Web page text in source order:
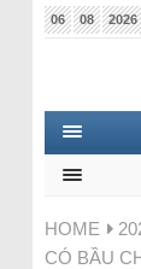
06 08 2026
HOME
CÓ BẦU